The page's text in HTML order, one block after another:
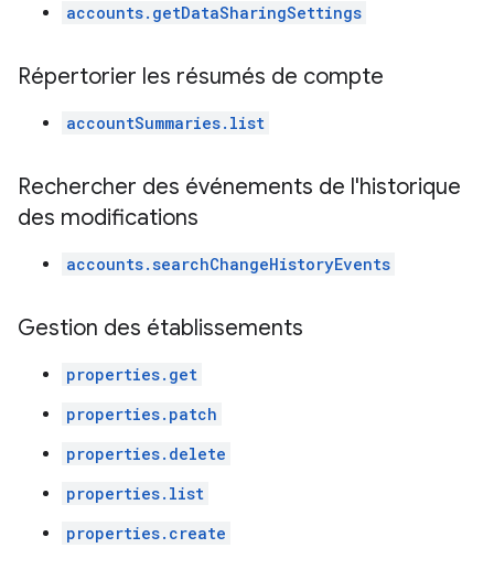
accounts.getDataSharingSettings
Répertorier les résumés de compte
accountSummaries.list
Rechercher des événements de l'historique
des modifications
accounts.searchChangeHistoryEvents
Gestion des établissements
properties.get
properties.patch
properties.delete
properties.list
properties.create